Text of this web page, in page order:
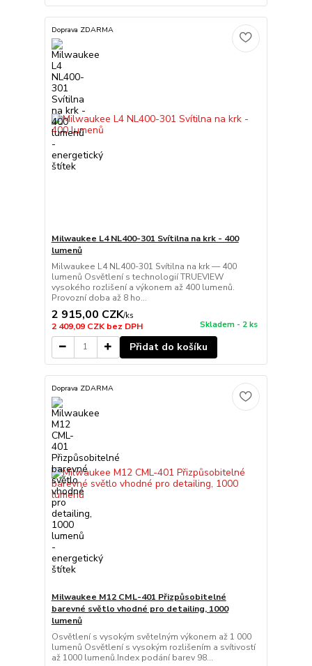
Doprava ZDARMA
Milwaukee L4 NL400-301 Svítilna na krk - 400
lumenů
Milwaukee L4 NL400-301 Svítilna na krk — 400
lumenů Osvětlení s technologií TRUEVIEW
vysokého rozlišení a výkonem až 400 lumenů.
Provozní doba až 8 ho...
2 915,00 CZK/ks
2 409,09 CZKbez DPH Skladem - 2 ks
Přidat do košíku
Doprava ZDARMA
Milwaukee M12 CML-401 Přizpůsobitelné
barevné světlo vhodné pro detailing, 1000
lumenů
Osvětlení s vysokým světelným výkonem až 1 000
lumenů Osvětlení s vysokým rozlišením a svítivostí
až 1000 lumenů.Index podání barev 98...